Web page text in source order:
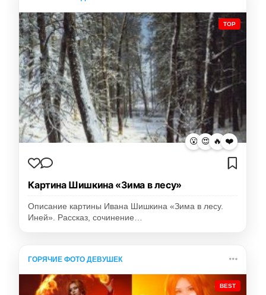
TOP
😮 😍 🔥 ❤️
Картина Шишкина «Зима в лесу»
Описание картины Ивана Шишкина «Зима в лесу.
Иней». Рассказ, сочинение…
ГОРЯЧИЕ ФОТО ДЕВУШЕК
BEST